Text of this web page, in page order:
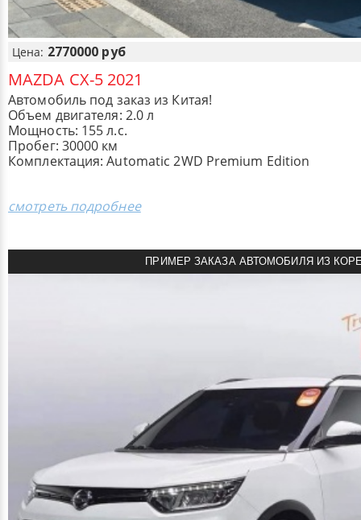
Цена: 2770000 руб
MAZDA CX-5 2021
Автомобиль под заказ из Китая!
Объем двигателя: 2.0 л
Мощность: 155 л.с.
Пробег: 30000 км
Комплектация: Automatic 2WD Premium Edition
смотреть подробнее
ПРИМЕР ЗАКАЗА АВТОМОБИЛЯ ИЗ